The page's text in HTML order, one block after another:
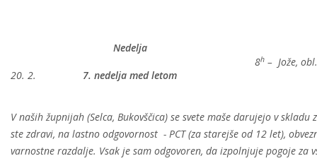
20. 2.
Nedelja
7. nedelja med letom
8h – Jože,
V naših župnijah (Selca, Bukovščica) se svete maše darujejo v
ste zdravi, na lastno odgovornost - PCT (za starejše od 12 let),
varnostne razdalje. Vsak je sam odgovoren, da izpolnjuje pogoje za